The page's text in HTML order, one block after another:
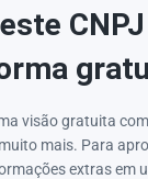
CNPJ
visão gratuita
mais. Para
extras em